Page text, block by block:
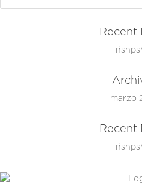
Recent
marzo
Recent